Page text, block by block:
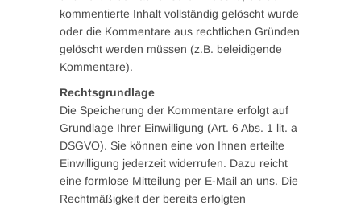
kommentierte Inhalt vollständig gelöscht wurde
oder die Kommentare aus rechtlichen Gründen
gelöscht werden müssen (z.B. beleidigende
Kommentare).
Rechtsgrundlage
Die Speicherung der Kommentare erfolgt auf
Grundlage Ihrer Einwilligung (Art. 6 Abs. 1 lit. a
DSGVO). Sie können eine von Ihnen erteilte
Einwilligung jederzeit widerrufen. Dazu reicht
eine formlose Mitteilung per E-Mail an uns. Die
Rechtmäßigkeit der bereits erfolgten